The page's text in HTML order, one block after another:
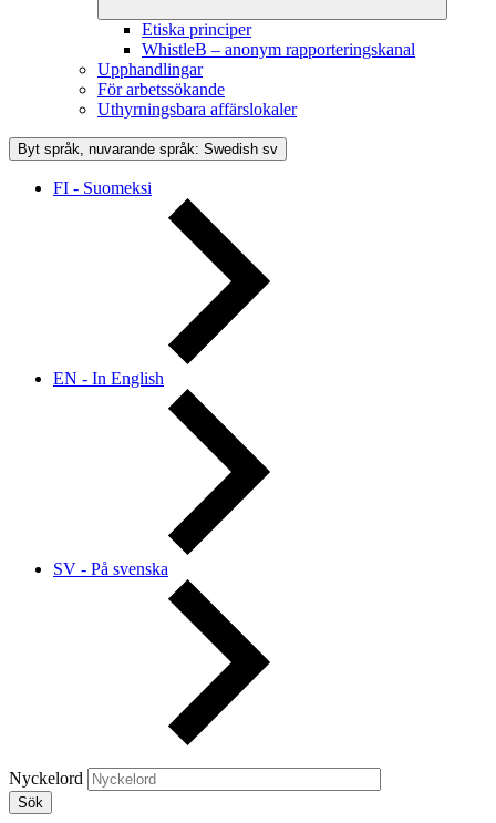
Etiska principer
WhistleB – anonym rapporteringskanal
Upphandlingar
För arbetssökande
Uthyrningsbara affärslokaler
Byt språk, nuvarande språk: Swedish sv
FI - Suomeksi
EN - In English
SV - På svenska
Nyckelord